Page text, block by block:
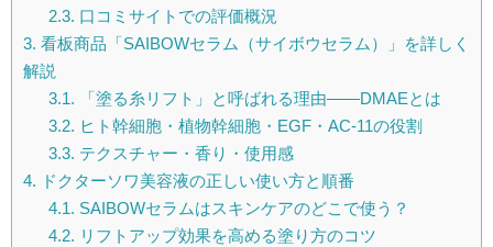
2.3. 口コミサイトでの評価概況
3. 看板商品「SAIBOWセラム（サイボウセラム）」を詳しく
解説
3.1. 「塗る糸リフト」と呼ばれる理由——DMАEとは
3.2. ヒト幹細胞・植物幹細胞・EGF・AC-11の役割
3.3. テクスチャー・香り・使用感
4. ドクターソワ美容液の正しい使い方と順番
4.1. SAIBOWセラムはスキンケアのどこで使う？
4.2. リフトアップ効果を高める塗り方のコツ